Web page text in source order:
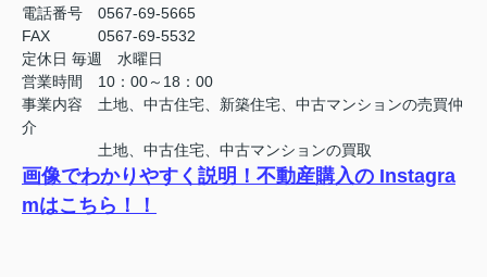
電話番号 0567-69-5665
FAX
0567-69-5532
定休日 毎週 水曜日
営業時間 10：00～18：00
事業内容 土地、中古住宅、新築住宅、中古マンションの売買仲
介
土地、中古住宅、中古マンションの買取
画像でわかりやすく説明！不動産購入の Instagra
mはこちら！！